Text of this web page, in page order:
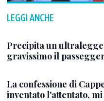
LEGGI ANCHE
Precipita un
gravissimo il
La confessione di
inventato l'attentato, mi